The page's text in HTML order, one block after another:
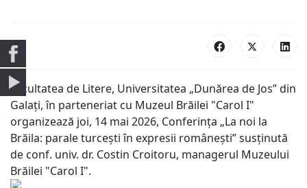
Facultatea de Litere, Universitatea „Dunărea de Jos” din
Galați, în parteneriat cu Muzeul Brăilei "Carol I"
organizează joi, 14 mai 2026, Conferința „La noi la
Brăila: parale turcești în expresii românești” susținută
de conf. univ. dr. Costin Croitoru, managerul Muzeului
Brăilei "Carol I".